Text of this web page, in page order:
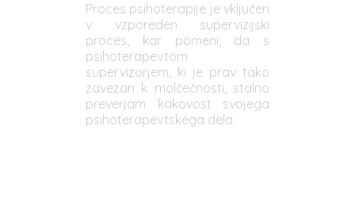
Proces psihoterapije je vključen
v vzporeden supervizijski
proces, kar pomeni, da s
psihoterapevtom
supervizorjem, ki je prav tako
zavezan k molčečnosti, stalno
preverjam kakovost svojega
psihoterapevtskega dela.